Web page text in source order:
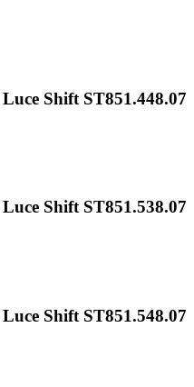
Shift ST851.448.07
Shift ST851.538.07
Shift ST851.548.07